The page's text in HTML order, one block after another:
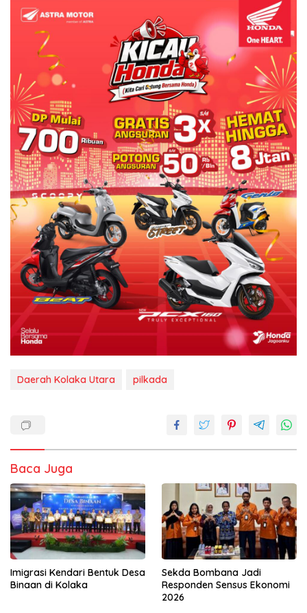
Daerah Kolaka Utara pilkada
Baca Juga
Imigrasi Kendari Bentuk Desa
Binaan di Kolaka
Sekda Bombana Jadi
Responden Sensus Ekonomi
2026